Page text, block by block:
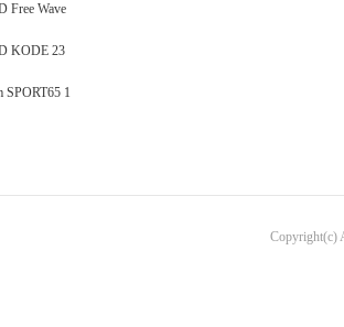
Free Wave
KODE 23
SPORT65 1
Copyright(c)